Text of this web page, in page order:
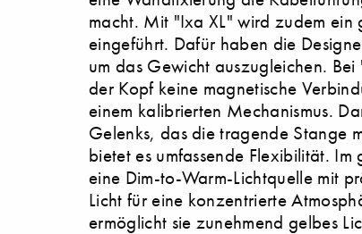
macht. Mit "Ixa XL" wird zudem
eingeführt. Dafür haben die
um das Gewicht auszugleichen.
der Kopf keine magnetische
einem kalibrierten Mechanismus.
Gelenks, das die tragende Stange
bietet es umfassende Flexibilität.
eine Dim-to-Warm-Lichtquelle mit
Licht für eine konzentrierte
ermöglicht sie zunehmend gelbes